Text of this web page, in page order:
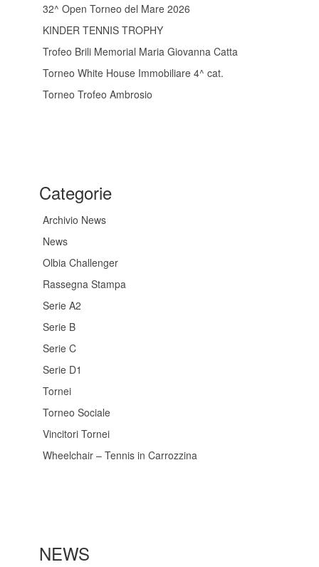
32^ Open Torneo del Mare 2026
KINDER TENNIS TROPHY
Trofeo Brili Memorial Maria Giovanna Catta
Torneo White House Immobiliare 4^ cat.
Torneo Trofeo Ambrosio
Categorie
Archivio News
News
Olbia Challenger
Rassegna Stampa
Serie A2
Serie B
Serie C
Serie D1
Tornei
Torneo Sociale
Vincitori Tornei
Wheelchair – Tennis in Carrozzina
NEWS